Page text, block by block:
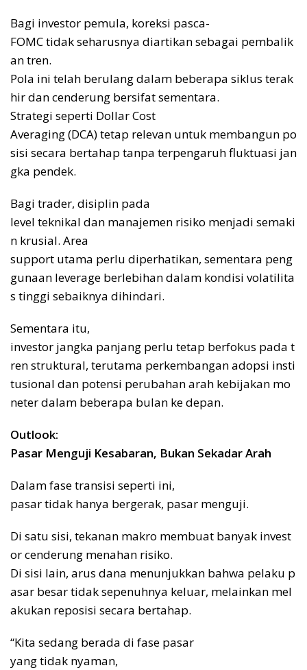
Bagi investor pemula, koreksi pasca-
FOMC tidak seharusnya diartikan sebagai pembalik
an tren.
Pola ini telah berulang dalam beberapa siklus terak
hir dan cenderung bersifat sementara.
Strategi seperti Dollar Cost
Averaging (DCA) tetap relevan untuk membangun po
sisi secara bertahap tanpa terpengaruh fluktuasi jan
gka pendek.
Bagi trader, disiplin pada
level teknikal dan manajemen risiko menjadi semaki
n krusial. Area
support utama perlu diperhatikan, sementara peng
gunaan leverage berlebihan dalam kondisi volatilita
s tinggi sebaiknya dihindari.
Sementara itu,
investor jangka panjang perlu tetap berfokus pada t
ren struktural, terutama perkembangan adopsi insti
tusional dan potensi perubahan arah kebijakan mo
neter dalam beberapa bulan ke depan.
Outlook:
Pasar Menguji Kesabaran, Bukan Sekadar Arah
Dalam fase transisi seperti ini,
pasar tidak hanya bergerak, pasar menguji.
Di satu sisi, tekanan makro membuat banyak invest
or cenderung menahan risiko.
Di sisi lain, arus dana menunjukkan bahwa pelaku p
asar besar tidak sepenuhnya keluar, melainkan mel
akukan reposisi secara bertahap.
“Kita sedang berada di fase pasar
yang tidak nyaman,